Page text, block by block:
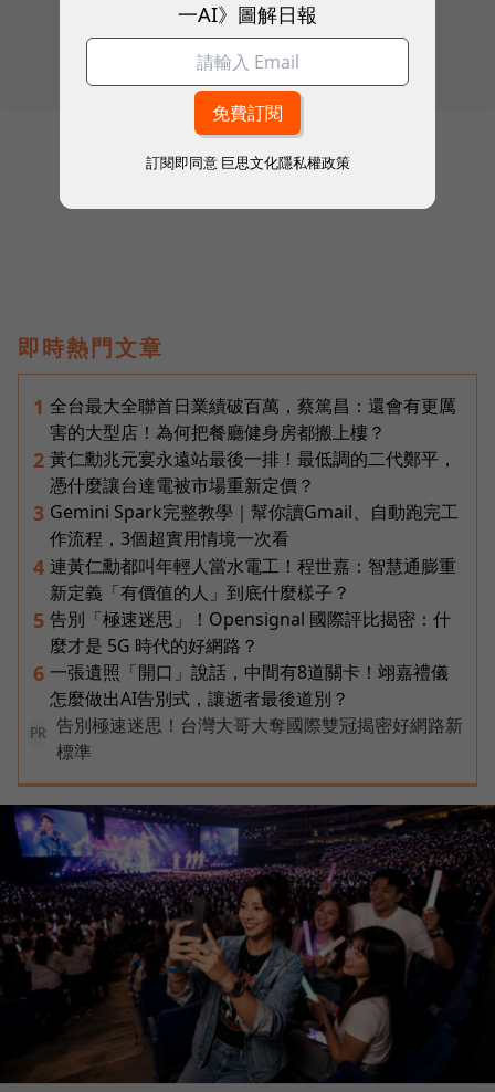
往下滑看下一篇文章
即時熱門文章
1 全台最大全聯首日業績破百萬，蔡篤昌：還會有更厲
害的大型店！為何把餐廳健身房都搬上樓？
2 黃仁勳兆元宴永遠站最後一排！最低調的二代鄭平，
憑什麼讓台達電被市場重新定價？
3 Gemini Spark完整教學｜幫你讀Gmail、自動跑完工
作流程，3個超實用情境一次看
4 連黃仁勳都叫年輕人當水電工！程世嘉：智慧通膨重
新定義「有價值的人」到底什麼樣子？
5 告別「極速迷思」！Opensignal 國際評比揭密：什
麼才是 5G 時代的好網路？
6 一張遺照「開口」說話，中間有8道關卡！翊嘉禮儀
怎麼做出AI告別式，讓逝者最後道別？
PR
告別極速迷思！台灣大哥大奪國際雙冠揭密好網路新
標準
一AI》圖解日報
訂閱即同意 巨思文化隱私權政策